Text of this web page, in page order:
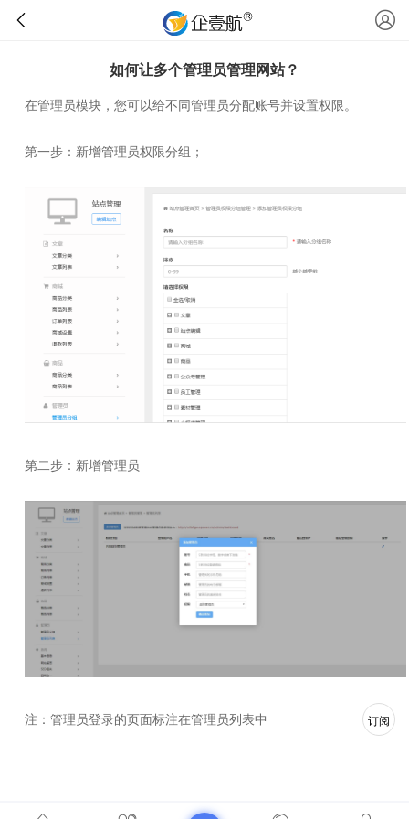
如何让多个管理员管理网站？
在管理员模块，您可以给不同管理员分配账号并设置权限。
第一步：新增管理员权限分组；
第二步：新增管理员
注：管理员登录的页面标注在管理员列表中 订阅